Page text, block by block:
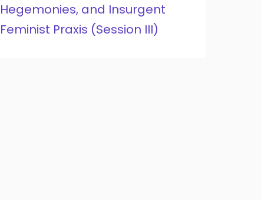
Hegemonies, and Insurgent
Feminist Praxis (Session III)